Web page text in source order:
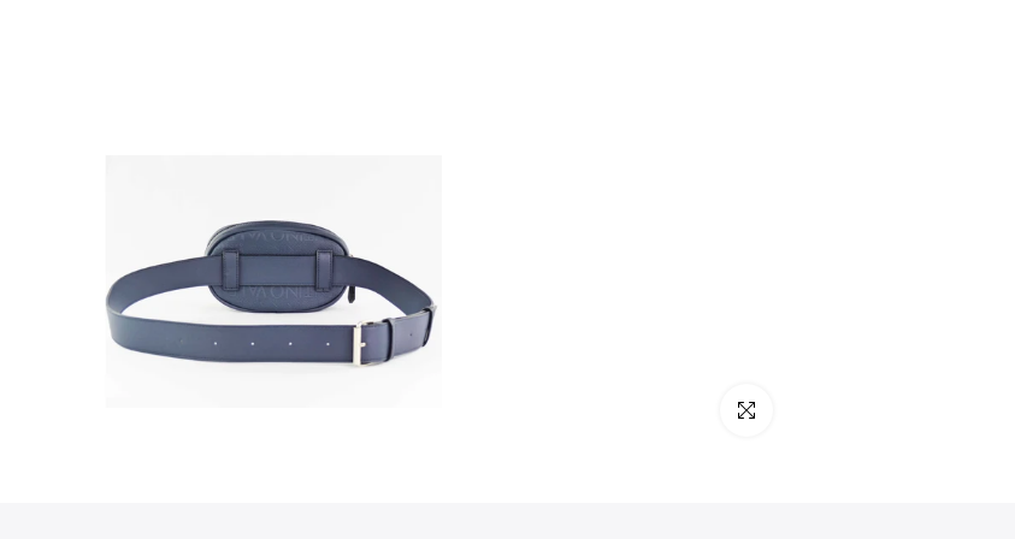
klicken um zu vergrößern